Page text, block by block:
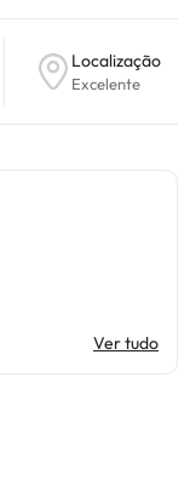
Localização
Excelente
Ver tudo